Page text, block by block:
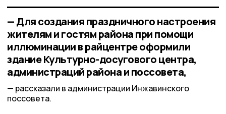
— Для создания праздничного настроения
жителям и гостям района при помощи
иллюминации в райцентре оформили
здание Культурно-досугового центра,
администраций района и поссовета,
рассказали в администрации Инжавинского
поссовета.